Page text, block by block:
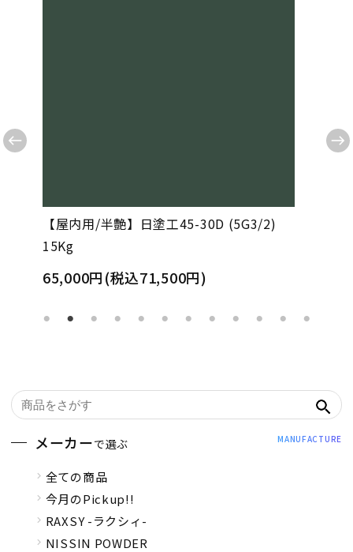
メーカーで選ぶ MANUFACTURE
全ての商品
今月のPickup!!
RAXSY -ラクシィ-
NISSIN POWDER
【屋内用/半艶】日塗工45-30D (5G3/2)
15Kg
65,000円(税込71,500円)